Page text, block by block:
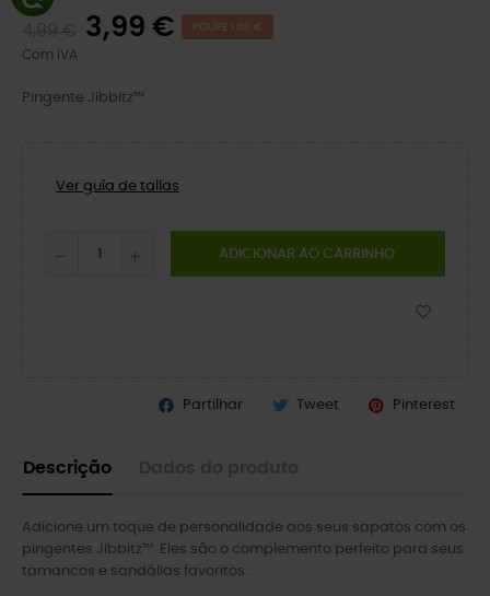
3,99 € POUPE 1,00 €
Com IVA
Pingente Jibbitz™.
Ver guía de tallas
ADICIONAR AO CARRINHO
Partilhar Tweet Pinterest
Descrição
Adicione um toque de personalidade aos seus sapatos com os
pingentes Jibbitz™. Eles são o complemento perfeito para seus
tamancos e sandálias favoritos.